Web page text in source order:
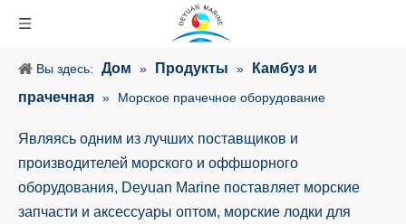
Вы здесь: Дом » Продукты »
Камбуз и
прачечная » Морское прачечное оборудование
Являясь одним из лучших поставщиков и
производителей морского и оффшорного
оборудования, Deyuan Marine поставляет морские
запчасти и аксессуары оптом, морские лодки для